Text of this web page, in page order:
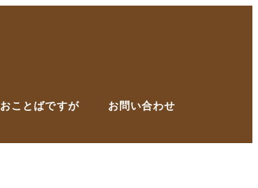
おことばですが お問い合わせ